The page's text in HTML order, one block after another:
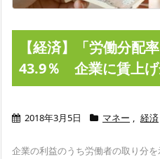
【経済】「労働分配
43.9％ 企業に賃上げ
2018年3月5日 マネー , 経済
企業の利益のうち労働者の取り分